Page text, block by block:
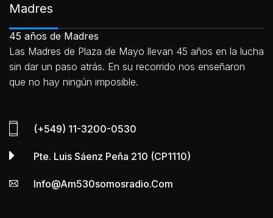
Madres
45 años de Madres
Las Madres de Plaza de Mayo llevan 45 años en la lucha
sin dar un paso atrás. En su recorrido nos enseñaron
que no hay ningún imposible.
(+549) 11-3200-0530
Pte. Luis Sáenz Peña 210 (CP1110)
Info@am530somosradio.com